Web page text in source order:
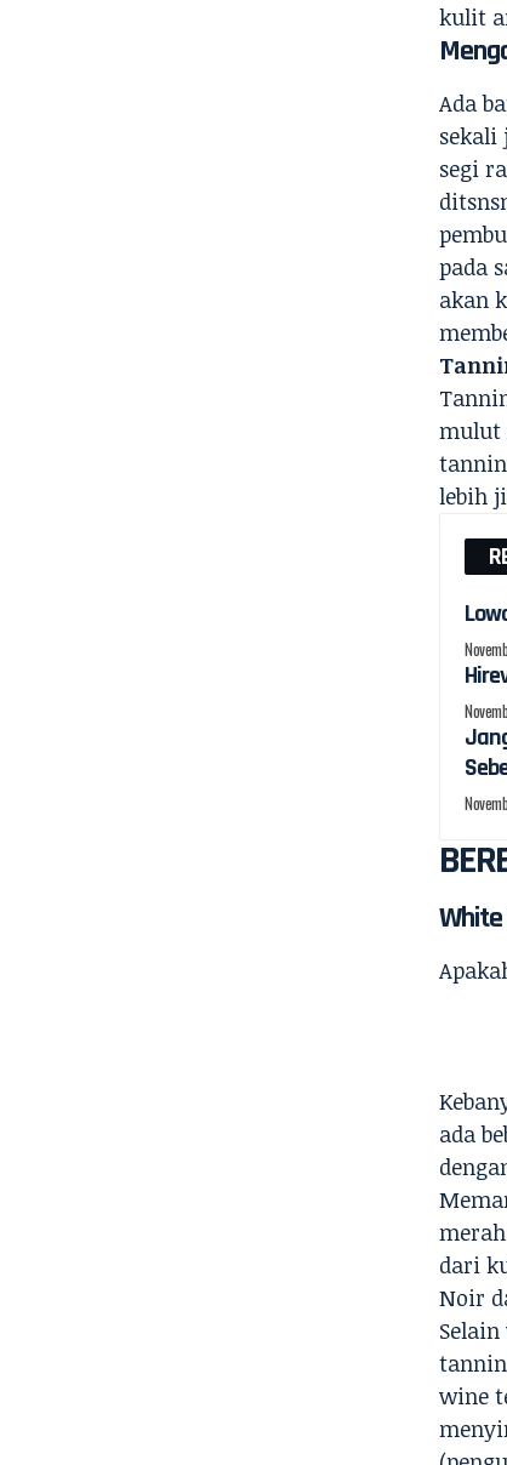
kulit
Ada
sekali
segi
pada
akan
mulut
lebih
ada
dari
Noir
wine